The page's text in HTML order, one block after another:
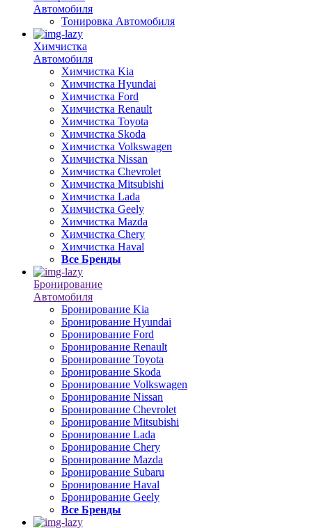
Автомобиля
Тонировка Автомобиля
Химчистка
Автомобиля
Химчистка Kia
Химчистка Hyundai
Химчистка Ford
Химчистка Renault
Химчистка Toyota
Химчистка Skoda
Химчистка Volkswagen
Химчистка Nissan
Химчистка Chevrolet
Химчистка Mitsubishi
Химчистка Lada
Химчистка Geely
Химчистка Mazda
Химчистка Chery
Химчистка Haval
Все Бренды
Бронирование
Автомобиля
Бронирование Kia
Бронирование Hyundai
Бронирование Ford
Бронирование Renault
Бронирование Toyota
Бронирование Skoda
Бронирование Volkswagen
Бронирование Nissan
Бронирование Chevrolet
Бронирование Mitsubishi
Бронирование Lada
Бронирование Chery
Бронирование Mazda
Бронирование Subaru
Бронирование Haval
Бронирование Geely
Все Бренды